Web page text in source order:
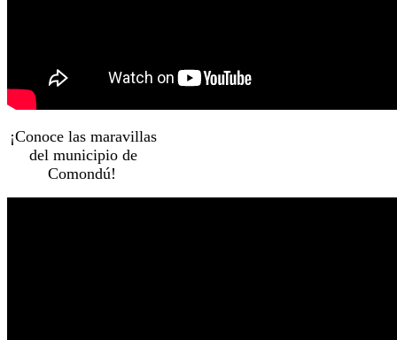
¡Conoce las maravillas
del municipio de
Comondú!